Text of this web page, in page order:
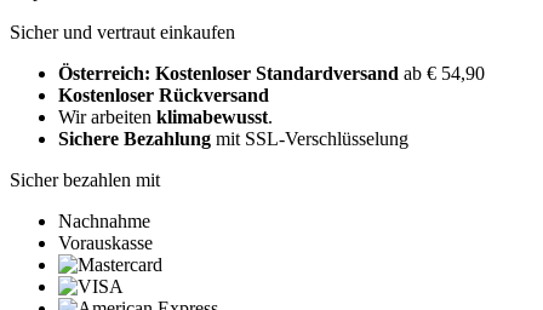
Sicher und vertraut einkaufen
Österreich: Kostenloser Standardversand ab € 54,90
Kostenloser Rückversand
Wir arbeiten klimabewusst.
Sichere Bezahlung mit SSL-Verschlüsselung
Sicher bezahlen mit
Nachnahme
Vorauskasse